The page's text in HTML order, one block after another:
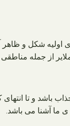
ی اولیه شکل و
از جمله
جذاب باشد و تا
ما آشنا می باشد.